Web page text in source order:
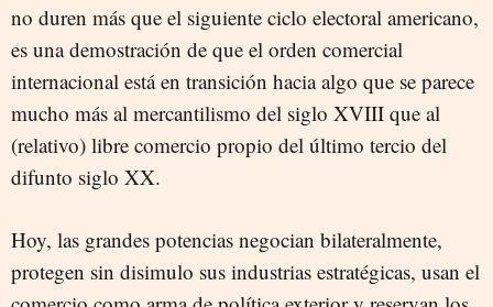
no duren más que el siguiente ciclo electoral americano,
es una demostración de que el orden comercial
internacional está en transición hacia algo que se parece
mucho más al mercantilismo del siglo XVIII que al
(relativo) libre comercio propio del último tercio del
difunto siglo XX.
Hoy, las grandes potencias negocian bilateralmente,
protegen sin disimulo sus industrias estratégicas, usan el